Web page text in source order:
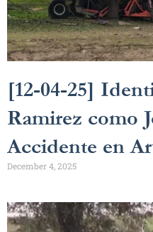
[12-04-25]
Ramirez como
Accidente en
December 4, 2025